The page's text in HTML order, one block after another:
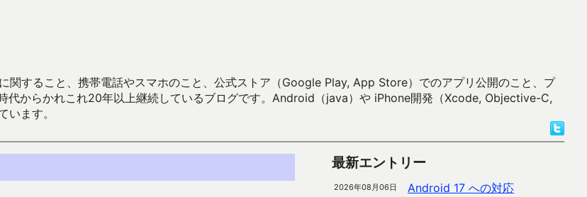
すること、携帯電話やスマホのこと、公式ストア（Google Play, App Store）でのアプリ公開のこと、プ
代からかれこれ20年以上継続しているブログです。Android（java）や iPhone開発（Xcode, Objective-C,
ます。
最新エントリー
2026年08月06日 Android 17 への対応